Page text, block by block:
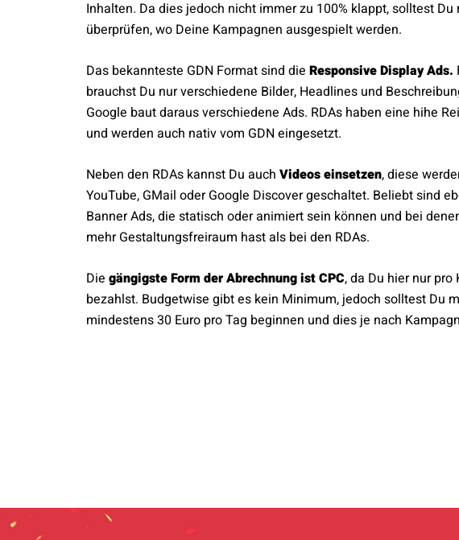
Inhalten. Da dies jedoch nicht immer zu 100% klappt, solltest
überprüfen, wo Deine Kampagnen ausgespielt werden.
Das bekannteste GDN Format sind die Responsive Display Ads.
brauchst Du nur verschiedene Bilder, Headlines und
Google baut daraus verschiedene Ads. RDAs haben eine hihe
und werden auch nativ vom GDN eingesetzt.
Neben den RDAs kannst Du auch Videos einsetzen, diese
YouTube, GMail oder Google Discover geschaltet. Beliebt sind
Banner Ads, die statisch oder animiert sein können und bei
mehr Gestaltungsfreiraum hast als bei den RDAs.
Die gängigste Form der Abrechnung ist CPC, da Du hier nur pro
bezahlst. Budgetwise gibt es kein Minimum, jedoch solltest Du
mindestens 30 Euro pro Tag beginnen und dies je nach